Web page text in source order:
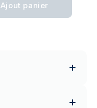
Ajout panier